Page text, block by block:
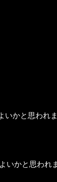
いかと思われ
いかと思われ